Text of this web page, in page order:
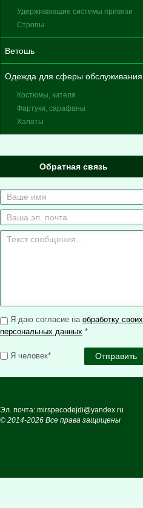
Удерживающие системы привязи
Стропы
Ветошь
Одежда для сферы обслуживания
Костюмы, кителя
Фартуки, сарафаны
Халаты
Обратная связь
Я даю согласие на обработку своих
персональных данных *
Я человек*
Эл. почта: mirspecodejdi@yandex.ru
© 2014-2026 Все права защищены